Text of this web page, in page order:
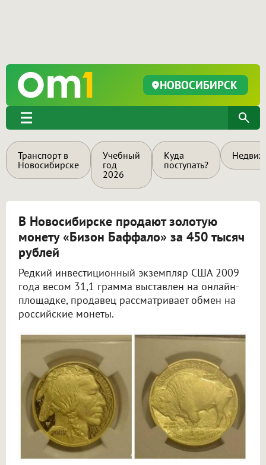
НОВОСИБИРСК
Транспорт в
Новосибирске
Учебный
год
2026
Куда
поступать?
В Новосибирске продают золотую
монету «Бизон Баффало» за 450 тысяч
рублей
Редкий инвестиционный экземпляр США 2009
года весом 31,1 грамма выставлен на онлайн-
площадке, продавец рассматривает обмен на
российские монеты.